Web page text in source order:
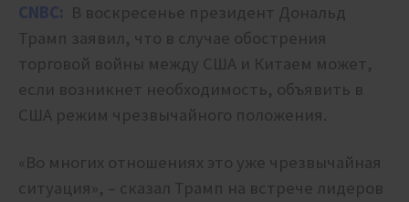
CNBC: В воскресенье президент Дональд
Трамп заявил, что в случае обострения
торговой войны между США и Китаем может,
если возникнет необходимость, объявить в
США режим чрезвычайного положения.
«Во многих отношениях это уже чрезвычайная
ситуация», – сказал Трамп на встрече лидеров